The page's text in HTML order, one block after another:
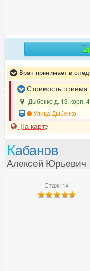
Радиолог
Реабилитолог
Реаниматолог
Ревматолог
Рентгенолог
Репродуктолог (ЭКО)
Рефлексотерапевт
С
Сомнолог
Врач принимает в
Стоимость приёма
Дыбенко д. 13, корп.
Улица Дыбенко
На карте
Стаж: 14
Кабанов
Алексей Юрьевич